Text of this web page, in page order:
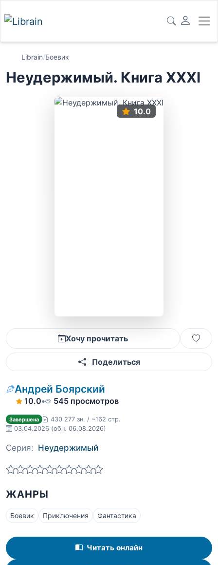
Librain/Боевик
Неудержимый. Книга XXXI
10.0
Хочу прочитать
Поделиться
Андрей Боярский
10.0• 545 просмотров
Завершена
430 277 зн. / ~162 стр.
03.04.2026 (обн. 06.08.2026)
Серия: Неудержимый
ЖАНРЫ
Боевик Приключения Фантастика
Читать онлайн